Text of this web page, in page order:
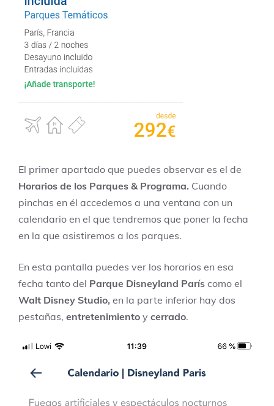
El primer apartado que puedes observar es el de
Horarios de los Parques & Programa. Cuando
pinchas en él accedemos a una ventana con un
calendario en el que tendremos que poner la fecha
en la que asistiremos a los parques.
En esta pantalla puedes ver los horarios en esa
fecha tanto del Parque Disneyland París como el
Walt Disney Studio, en la parte inferior hay dos
pestañas, entretenimiento y cerrado.